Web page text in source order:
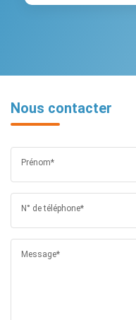
Nous contacter
Prénom*
N° de téléphone*
Message*